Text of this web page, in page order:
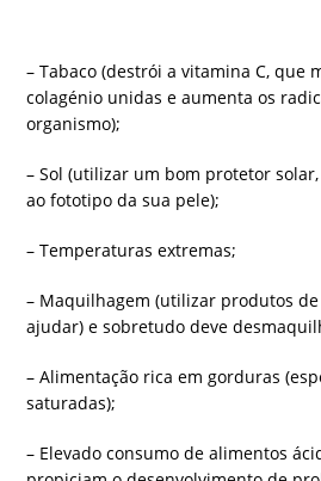
– Tabaco (destrói a vitamina C, que
colagénio unidas e aumenta os
organismo);
– Sol (utilizar um bom protetor
ao fototipo da sua pele);
– Temperaturas extremas;
– Maquilhagem (utilizar produtos
ajudar) e sobretudo deve
– Alimentação rica em gorduras
saturadas);
– Elevado consumo de alimentos